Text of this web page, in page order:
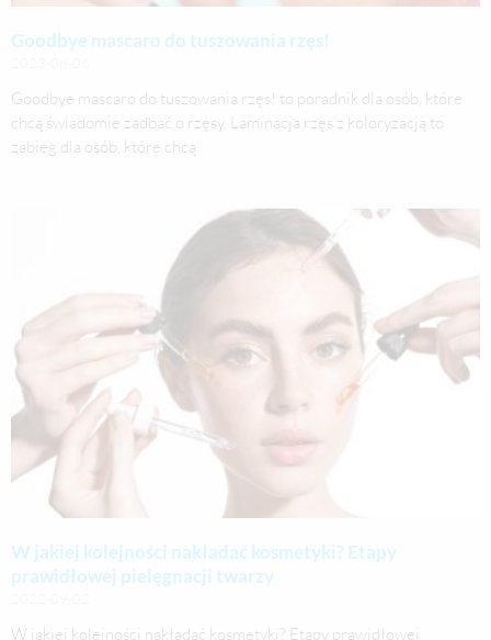
Goodbye mascaro do tuszowania rzęs!
2023-08-06
Goodbye mascaro do tuszowania rzęs! to poradnik dla osób, które
chcą świadomie zadbać o rzęsy. Laminacja rzęs z koloryzacją to
zabieg dla osób, które chcą
W jakiej kolejności nakładać kosmetyki? Etapy
prawidłowej pielęgnacji twarzy
2022-09-02
W jakiej kolejności nakładać kosmetyki? Etapy prawidłowej